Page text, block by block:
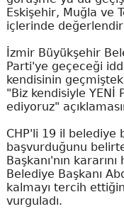
Eskişehir, Muğla ve
içlerinde
İzmir Büyükşehir
Parti'ye geçeceği
kendisinin
"Biz kendisiyle YENİ
ediyoruz"
CHP'li 19 il belediye
başvurduğunu
Başkanı'nın
Belediye Başkanı
kalmayı tercih
vurguladı.